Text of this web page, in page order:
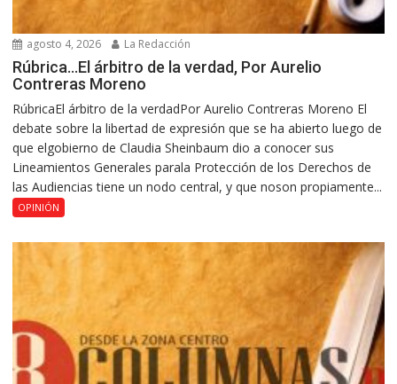
agosto 4, 2026 La Redacción
Rúbrica…El árbitro de la verdad, Por Aurelio
Contreras Moreno
RúbricaEl árbitro de la verdadPor Aurelio Contreras Moreno El
debate sobre la libertad de expresión que se ha abierto luego de
que elgobierno de Claudia Sheinbaum dio a conocer sus
Lineamientos Generales parala Protección de los Derechos de
las Audiencias tiene un nodo central, y que noson propiamente...
OPINIÓN